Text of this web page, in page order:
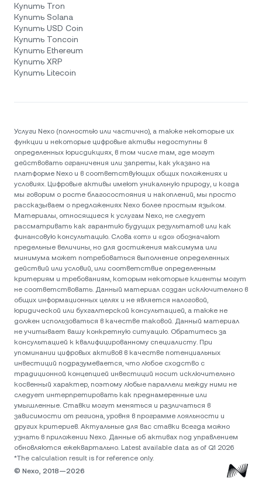
Купить Tron
Купить Solana
Купить USD Coin
Купить Toncoin
Купить Ethereum
Купить XRP
Купить Litecoin
Услуги Nexo (полностью или частично), а также некоторые их
функции и некоторые цифровые активы недоступны в
определенных юрисдикциях, в том числе там, где могут
действовать ограничения или запреты, как указано на
платформе Nexo и в соответствующих общих положениях и
условиях. Цифровые активы имеют уникальную природу, и когда
мы говорим о росте благосостояния и накоплений, мы просто
рассказываем о предложениях Nexo более простым языком.
Материалы, относящиеся к услугам Nexo, не следует
рассматривать как гарантию будущих результатов или как
финансовую консультацию. Слова «от» и «до» обозначают
предельные величины, но для достижения максимума или
минимума может потребоваться выполнение определенных
действий или условий, или соответствие определенным
критериям и требованиям, которым некоторые клиенты могут
не соответствовать. Данный материал создан исключительно в
общих информационных целях и не является налоговой,
юридической или бухгалтерской консультацией, а также не
должен использоваться в качестве таковой. Данный материал
не учитывает вашу конкретную ситуацию. Обратитесь за
консультацией к квалифицированному специалисту. При
упоминании цифровых активов в качестве потенциальных
инвестиций подразумевается, что любое сходство с
традиционной концепцией инвестиций носит исключительно
косвенный характер, поэтому любые параллели между ними не
следует интерпретировать как преднамеренные или
умышленные. Ставки могут меняться и различаться в
зависимости от региона, уровня в программе лояльности и
других критериев. Актуальные для вас ставки всегда можно
узнать в приложении Nexo. Данные об активах под управлением
обновляются ежеквартально. Latest available data as of Q1 2026
*The calculation result is for reference only.
© Nexo, 2018—2026